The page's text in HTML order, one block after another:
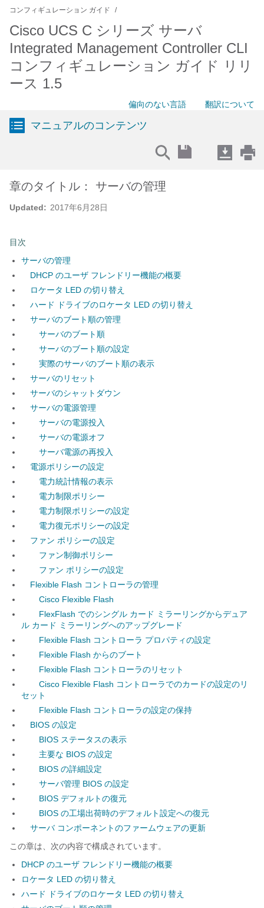
コンフィギュレーション ガイド
Cisco UCS C シリーズ サーバ
Integrated Management Controller CLI
コンフィギュレーション ガイド リリ
ース 1.5
偏向のない言語 翻訳について
マニュアルのコンテンツ
Updated: 2017年6月28日
章のタイトル： サーバの管理
目次
サーバの管理
DHCP のユーザ フレンドリー機能の概要
ロケータ LED の切り替え
ハード ドライブのロケータ LED の切り替え
サーバのブート順の管理
サーバのブート順
サーバのブート順の設定
実際のサーバのブート順の表示
サーバのリセット
サーバのシャットダウン
サーバの電源管理
サーバの電源投入
サーバの電源オフ
サーバ電源の再投入
電源ポリシーの設定
電力統計情報の表示
電力制限ポリシー
電力制限ポリシーの設定
電力復元ポリシーの設定
ファン ポリシーの設定
ファン制御ポリシー
ファン ポリシーの設定
Flexible Flash コントローラの管理
Cisco Flexible Flash
FlexFlash でのシングル カード ミラーリングからデュア
ル カード ミラーリングへのアップグレード
Flexible Flash コントローラ プロパティの設定
Flexible Flash からのブート
Flexible Flash コントローラのリセット
Cisco Flexible Flash コントローラでのカードの設定のリ
セット
Flexible Flash コントローラの設定の保持
BIOS の設定
BIOS ステータスの表示
主要な BIOS の設定
BIOS の詳細設定
サーバ管理 BIOS の設定
BIOS デフォルトの復元
BIOS の工場出荷時のデフォルト設定への復元
サーバ コンポーネントのファームウェアの更新
この章は、次の内容で構成されています。
DHCP のユーザ フレンドリー機能の概要
ロケータ LED の切り替え
ハード ドライブのロケータ LED の切り替え